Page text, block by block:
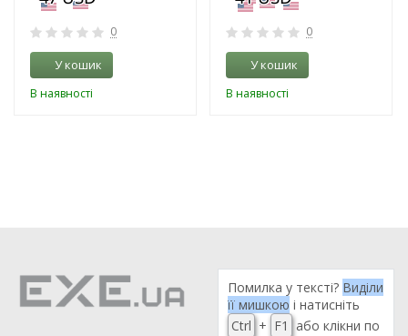
0
У кошик
В наявності
0
У кошик
В наявності
Помилка у тексті? Виділи
її мишкою і натисніть
Ctrl + F1
або клікни по